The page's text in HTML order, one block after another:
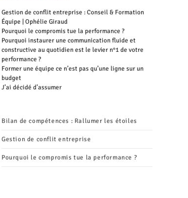
Gestion de conflit entreprise : Conseil & Formation
Équipe | Ophélie Giraud
Pourquoi le compromis tue la performance ?
Pourquoi instaurer une communication fluide et
constructive au quotidien est le levier n°1 de votre
performance ?
Former une équipe ce n’est pas qu’une ligne sur un
budget
J’ai décidé d’assumer
Bilan de compétences : Rallumer les étoiles
Gestion de conflit entreprise
Pourquoi le compromis tue la performance ?